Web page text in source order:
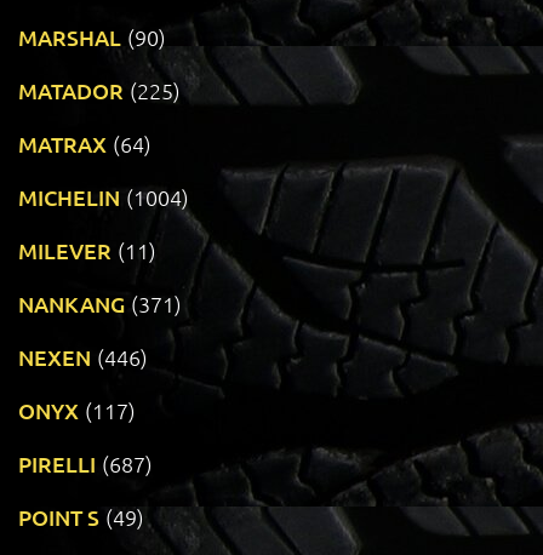
MARSHAL (90)
MATADOR (225)
MATRAX (64)
MICHELIN (1004)
MILEVER (11)
NANKANG (371)
NEXEN (446)
ONYX (117)
PIRELLI (687)
POINT S (49)